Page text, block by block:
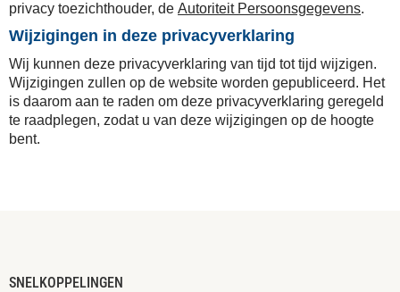
privacy toezichthouder, de Autoriteit Persoonsgegevens.
Wijzigingen in deze privacyverklaring
Wij kunnen deze privacyverklaring van tijd tot tijd wijzigen.
Wijzigingen zullen op de website worden gepubliceerd. Het
is daarom aan te raden om deze privacyverklaring geregeld
te raadplegen, zodat u van deze wijzigingen op de hoogte
bent.
SNELKOPPELINGEN